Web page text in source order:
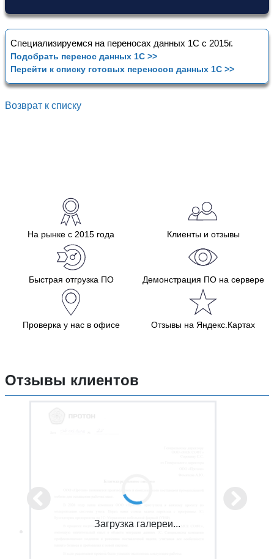
Специализируемся на переносах данных 1С с 2015г.
Подобрать перенос данных 1С >>
Перейти к списку готовых переносов данных 1С >>
Возврат к списку
На рынке с 2015 года Клиенты и отзывы
Быстрая отгрузка ПО Демонстрация ПО на сервере
Проверка у нас в офисе Отзывы на Яндекс.Картах
Отзывы клиентов
Загрузка галереи...